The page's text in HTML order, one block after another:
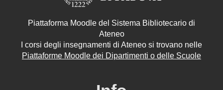
Piattaforma Moodle del Sistema Bibliotecario di
Ateneo
I corsi degli insegnamenti di Ateneo si trovano nelle
Piattaforme Moodle dei Dipartimenti o delle Scuole